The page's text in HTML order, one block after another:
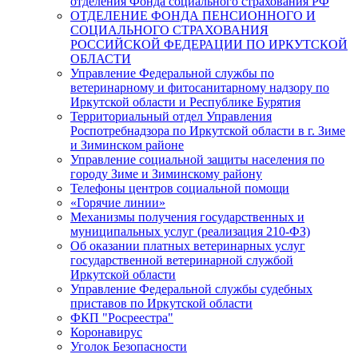
ОТДЕЛЕНИЕ ФОНДА ПЕНСИОННОГО И
СОЦИАЛЬНОГО СТРАХОВАНИЯ
РОССИЙСКОЙ ФЕДЕРАЦИИ ПО ИРКУТСКОЙ
ОБЛАСТИ
Управление Федеральной службы по
ветеринарному и фитосанитарному надзору по
Иркутской области и Республике Бурятия
Территориальный отдел Управления
Роспотребнадзора по Иркутской области в г. Зиме
и Зиминском районе
Управление социальной защиты населения по
городу Зиме и Зиминскому району
Телефоны центров социальной помощи
«Горячие линии»
Механизмы получения государственных и
муниципальных услуг (реализация 210-ФЗ)
Об оказании платных ветеринарных услуг
государственной ветеринарной службой
Иркутской области
Управление Федеральной службы судебных
приставов по Иркутской области
ФКП "Росреестра"
Коронавирус
Уголок Безопасности